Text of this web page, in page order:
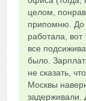
целом,
припомню. До
работала,
все
было.
не сказать,
Москвы
задерживали.